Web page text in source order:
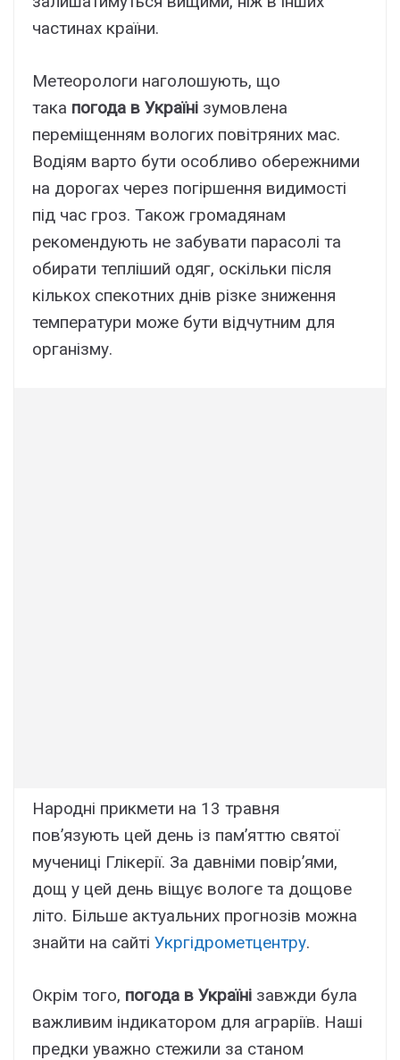
частинах країни.
Метеорологи наголошують, що
така погода в Україні зумовлена
переміщенням вологих повітряних мас.
Водіям варто бути особливо обережними
на дорогах через погіршення видимості
під час гроз. Також громадянам
рекомендують не забувати парасолі та
обирати тепліший одяг, оскільки після
кількох спекотних днів різке зниження
температури може бути відчутним для
організму.
Народні прикмети на 13 травня
пов’язують цей день із пам’яттю святої
мучениці Глікерії. За давніми повір’ями,
дощ у цей день віщує вологе та дощове
літо. Більше актуальних прогнозів можна
знайти на сайті Укргідрометцентру.
Окрім того, погода в Україні завжди була
важливим індикатором для аграріїв. Наші
предки уважно стежили за станом